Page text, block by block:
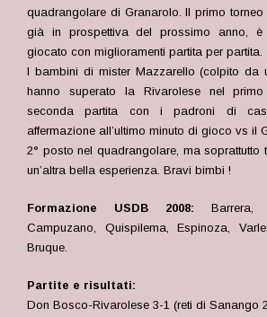
quadrangolare di Granarolo. Il primo
già in prospettiva del prossimo anno, è
giocato con miglioramenti partita per partita.
I bambini di mister Mazzarello (colpito da
hanno superato la Rivarolese nel
seconda partita con i padroni di
affermazione all’ultimo minuto di gioco vs il
2° posto nel quadrangolare, ma soprattutto
un’altra bella esperienza. Bravi bimbi !
Formazione USDB 2008: Barrera,
Campuzano, Quispilema, Espinoza,
Bruque.
Partite e risultati:
Don Bosco-Rivarolese 3-1 (reti di Sanango